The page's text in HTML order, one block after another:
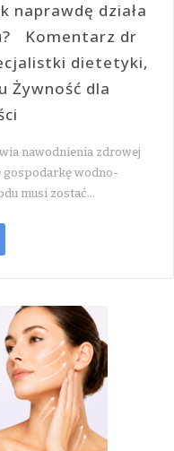
naprawdę działa
Komentarz dr
dietetyki,
Żywność dla
nawodnienia zdrowej
gospodarkę wodno-
musi zostać…